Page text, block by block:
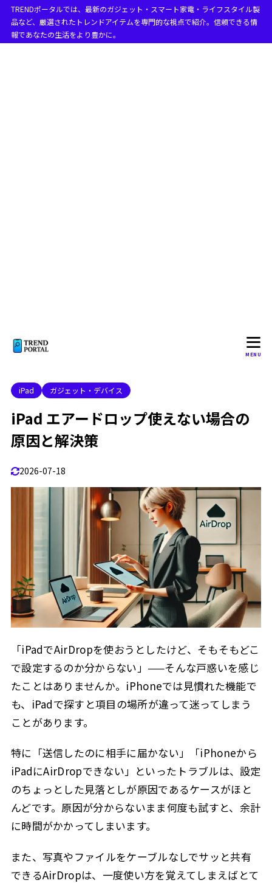
TRENDポータルでは、最新のガジェット・スマート家電・ライフスタイル製
品など、厳選されたトレンドアイテムを専門的な視点で紹介。信頼できる情
報であなたの生活をより豊かに。
MENU
iPad ガジェット・デバイス
iPad エアードロップ使えない場合の
原因と解決策
2026-07-18
「iPadでAirDropを使おうとしたけど、そもそもどこ
で設定するのか分からない」——そんな戸惑いを感じ
たことはありませんか。iPhoneでは見慣れた機能で
も、iPadで探すと項目の場所が違って迷ってしまう
ことがあります。
特に「送信したのに相手に届かない」「iPhoneから
iPadにAirDropできない」といったトラブルは、設定
のちょっとした見落としが原因であるケースがほと
んどです。原因が分からないまま何度も試すと、余計
に時間がかかってしまいます。
また、写真やファイルをケーブルなしでサッと共有
できるAirDropは、一度使い方を覚えてしまえばとて
目次
2 iPad エアードロップのトラブル解消
2.1.1 1. Wi-FiとBluetoothを確認する
2.1.2 2. AirDropの受信設定を確認する
2.1.3 3. デバイス間の距離を確認する
6. デバイスを再起動する
iPhoneからiPad エアドロップできない原因
1. AirDropの設定が「受信しない」になっている
2. Wi-FiまたはBluetoothがオフになっている
2.2.3 3. iCloudのサインイン状況
2.2.4 4. 互換性の問題
2.2.6
6. ソフトウェアの不具合
2.3
iPhoneからiPadに写真を送るには？
2.4 エアドロップ 送り方
2.5 iPhone エアドロップ 設定
2.5.1
2.5.2
2. コントロールセンターから設定を調整する
2.5.3 3. Wi-FiとBluetoothの状態を確認する
2.5.4 4. プライバシーとセキュリティの確認
2.6 エアドロップ 受け取り方
2.6.1 1. AirDropを有効にする
2.6.2 2. 送信者からの通知を確認する